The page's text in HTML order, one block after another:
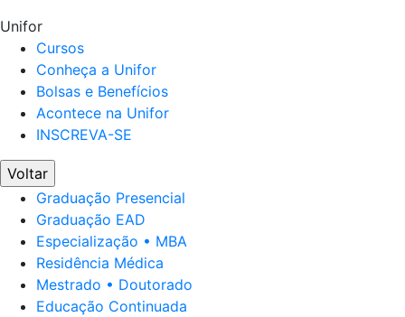
Unifor
Cursos
Conheça a Unifor
Bolsas e Benefícios
Acontece na Unifor
INSCREVA-SE
Voltar
Graduação Presencial
Graduação EAD
Especialização • MBA
Residência Médica
Mestrado • Doutorado
Educação Continuada